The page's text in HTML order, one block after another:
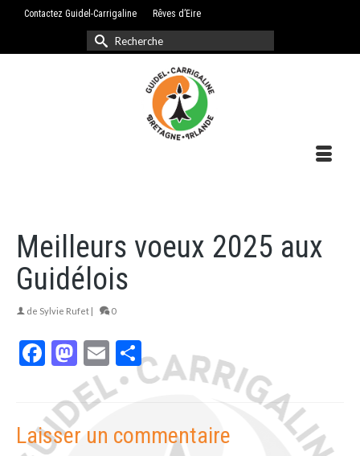
Contactez Guidel-Carrigaline Rêves d’Eire
Rechercher :
Meilleurs voeux 2025 aux
Guidélois
de Sylvie Rufet | 0
Facebook
Mastodon
Email
Partager
Laisser un commentaire